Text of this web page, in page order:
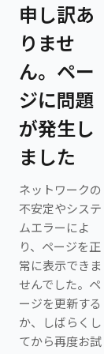
申し訳あ
りませ
ん。ペー
ジに問題
が発生し
ました
ネットワークの
不安定やシステ
ムエラーによ
り、ページを正
常に表示できま
せんでした。ペ
ージを更新する
か、しばらくし
てから再度お試